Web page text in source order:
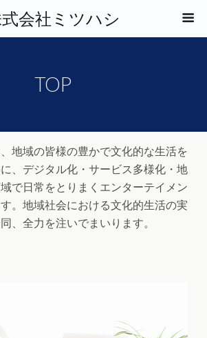
会社ミツハシ
TOP
、地域の皆様の豊かで文化的な生活を
、デジタル化・サービス多様化・地
で日常をとりまくエンターテイメン
。地域社会における文化的生活の実
、全力を注いでまいります。